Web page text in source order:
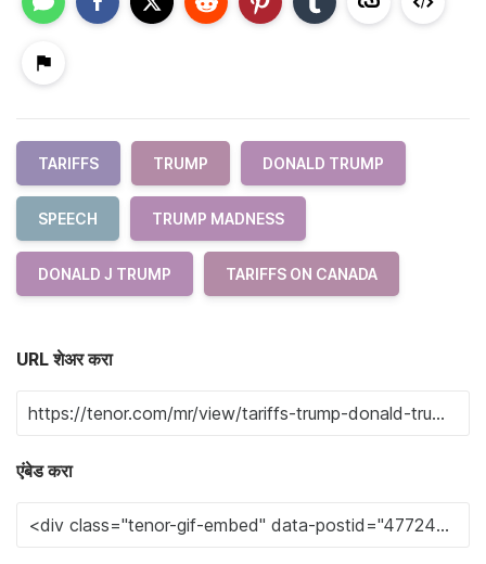
TARIFFS TRUMP DONALD TRUMP
SPEECH TRUMP MADNESS
DONALD J TRUMP TARIFFS ON CANADA
URL शेअर करा
एंबेड करा